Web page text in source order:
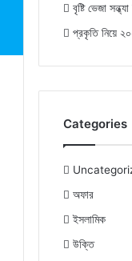
বৃষ্টি ভেজা
প্রকৃতি নিয়ে
Categories
অফার
ইসলামিক
উক্তি